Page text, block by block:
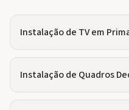
Instalação de TVem
Instalação de Quadros